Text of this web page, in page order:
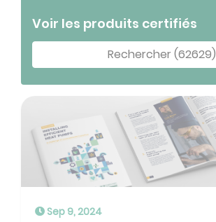
Voir les produits certifiés
Rechercher (62629)
Sep 9, 2024